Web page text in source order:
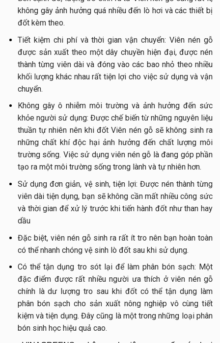
không gây ảnh hưởng quá nhiều đến lò hơi và các thiết bị
đốt kèm theo.
Tiết kiệm chi phí và thời gian vận chuyển: Viên nén gỗ
được sản xuất theo một dây chuyền hiện đại, được nén
thành từng viên dài và đóng vào các bao nhỏ theo nhiều
khối lượng khác nhau rất tiện lợi cho việc sử dụng và vận
chuyển.
Không gây ô nhiễm môi trường và ảnh hưởng đến sức
khỏe người sử dụng: Được chế biến từ những nguyên liệu
thuần tự nhiên nên khi đốt Viên nén gỗ sẽ không sinh ra
những chất khí độc hại ảnh hưởng đến chất lượng môi
trường sống. Việc sử dụng viên nén gỗ là đang góp phần
tạo ra một môi trường sống trong lành và tự nhiên hơn.
Sử dụng đơn giản, vệ sinh, tiện lợi: Được nén thành từng
viên dài tiện dụng, bạn sẽ không cần mất nhiều công sức
và thời gian để xử lý trước khi tiến hành đốt như than hay
dầu
Đặc biệt, viên nén gỗ sinh ra rất ít tro nên bạn hoàn toàn
có thể nhanh chóng vệ sinh lò đốt sau khi sử dụng.
Có thể tận dụng tro sót lại để làm phân bón sạch: Một
đặc điểm được rất nhiều người ưa thích ở viên nén gỗ
chính là dư lượng tro sau khi đốt có thể tận dụng làm
phân bón sạch cho sản xuất nông nghiệp vô cùng tiết
kiệm và tiện dụng. Đây cũng là một trong những loại phân
bón sinh học hiệu quả cao.